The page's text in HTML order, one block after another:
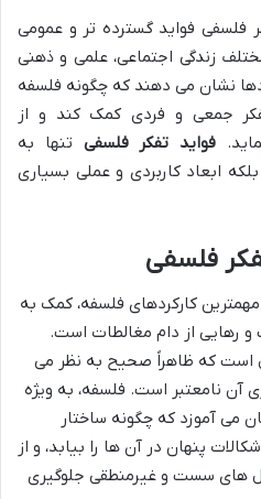
فلسفی فواید گسترده تر و عمومی
زندگی اجتماعی، علمی و ذهنی
نشان می دهند که چگونه فلسفه
جمعی و فردی کمک کند و از
فواید تفکر فلسفی تنها به
ابعاد کاربردی و عملی بسیاری
فلسفی
مهمترین کارکردهای فلسفه، کمک به
رهایی از دام مغالطات است.
است که ظاهراً صحیح به نظر می
آن نامعتبر است. فلسفه، به ویژه
می آموزد که چگونه ساختار
پنهان در آن ها را بیابد، و از
های سست و غیرمنطقی جلوگیری